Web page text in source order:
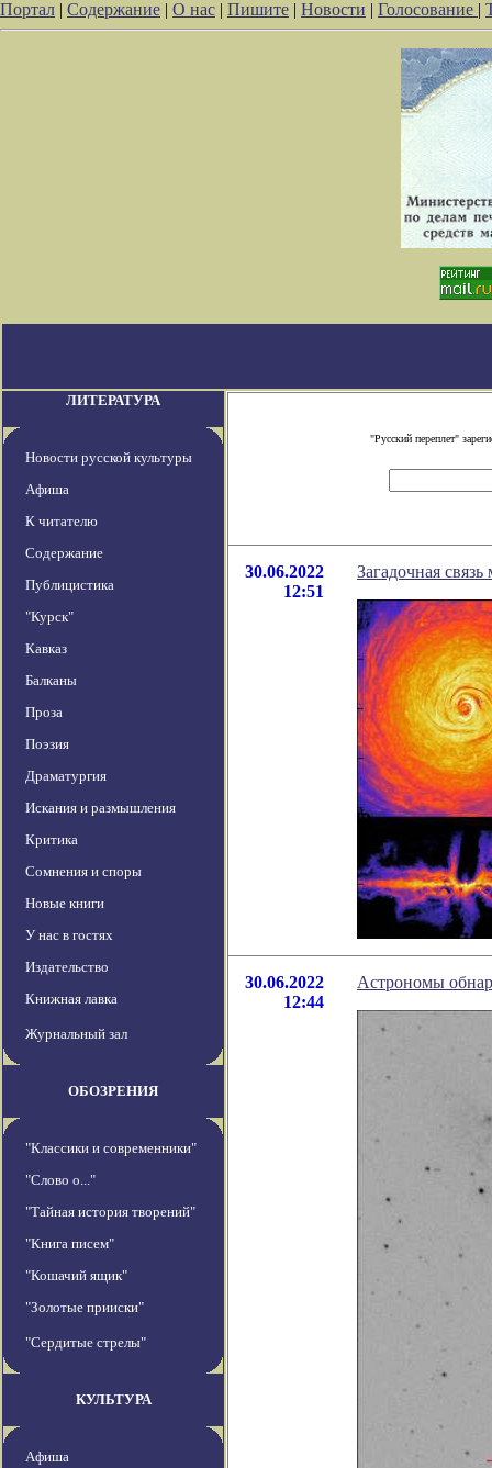
Портал | Содержание | О нас | Пишите | Новости | Голосование |
ЛИТЕРАТУРА
Новости русской культуры
Афиша
К читателю
Содержание
Публицистика
"Курск"
Кавказ
Балканы
Проза
Поэзия
Драматургия
Искания и размышления
Критика
Сомнения и споры
Новые книги
У нас в гостях
Издательство
Книжная лавка
Журнальный зал
ОБОЗРЕНИЯ
"Классики и современники"
"Слово о..."
"Тайная история творений"
"Книга писем"
"Кошачий ящик"
"Золотые прииски"
"Сердитые стрелы"
КУЛЬТУРА
Афиша
"Русский переплет"
30.06.2022
12:51
Загадочная
30.06.2022
12:44
Астрономы